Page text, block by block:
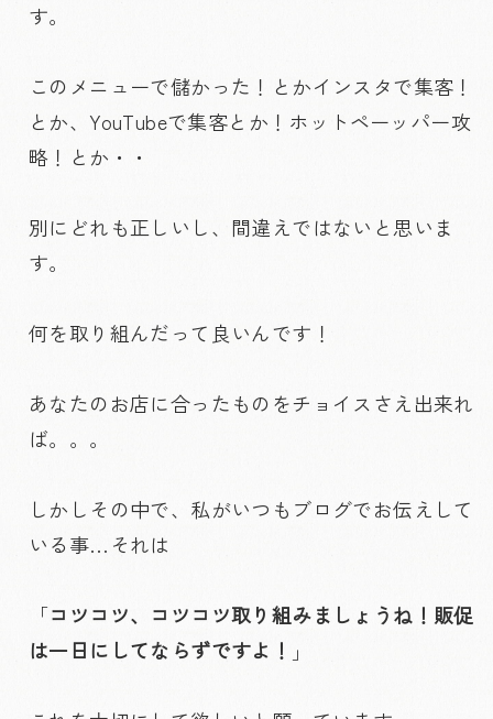
す。
このメニューで儲かった！とかインスタで集客！
とか、YouTubeで集客とか！ホットペーッパー攻
略！とか・・
別にどれも正しいし、間違えではないと思いま
す。
何を取り組んだって良いんです！
あなたのお店に合ったものをチョイスさえ出来れ
ば。。。
しかしその中で、私がいつもブログでお伝えして
いる事…それは
「コツコツ、コツコツ取り組みましょうね！販促
は一日にしてならずですよ！ 」